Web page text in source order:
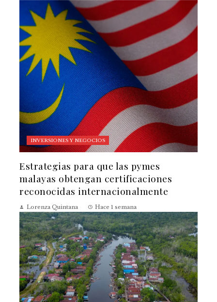
INVERSIONES Y NEGOCIOS
Estrategias para que las pymes
malayas obtengan certificaciones
reconocidas internacionalmente
Lorenza Quintana Hace 1 semana